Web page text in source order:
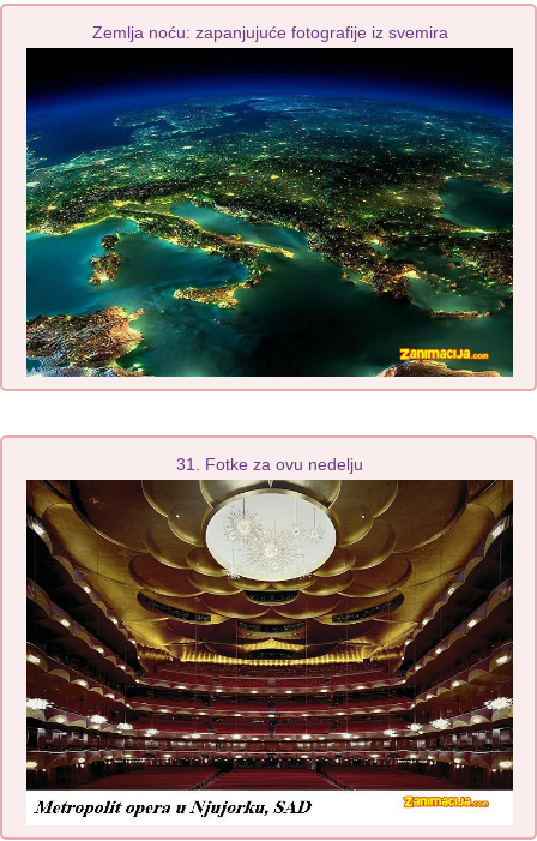
Zemlja noću: zapanjujuće fotografije iz svemira
31. Fotke za ovu nedelju